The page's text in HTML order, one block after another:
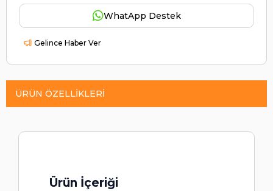
WhatApp Destek
Gelince Haber Ver
ÜRÜN ÖZELLIKLERI
Ürün İçeriği